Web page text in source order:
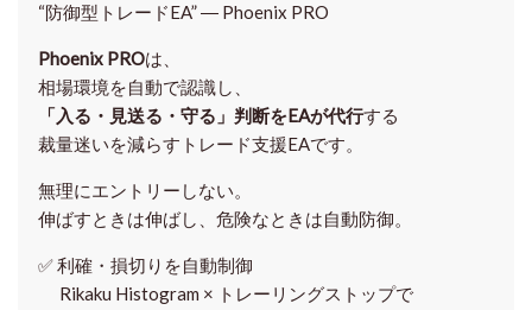
“防御型トレードEA” ― Phoenix PRO
Phoenix PROは、
相場環境を自動で認識し、
「入る・見送る・守る」判断をEAが代行する
裁量迷いを減らすトレード支援EAです。
無理にエントリーしない。
伸ばすときは伸ばし、危険なときは自動防御。
✅利確・損切りを自動制御
Rikaku Histogram × トレーリングストップで